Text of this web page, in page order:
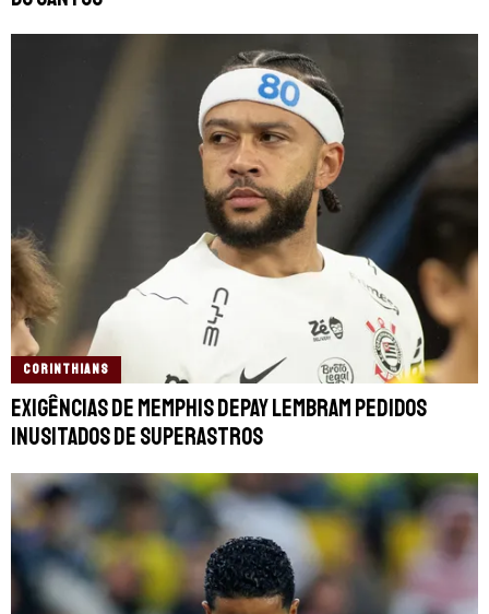
CORINTHIANS
Exigências de Memphis Depay lembram pedidos
inusitados de superastros